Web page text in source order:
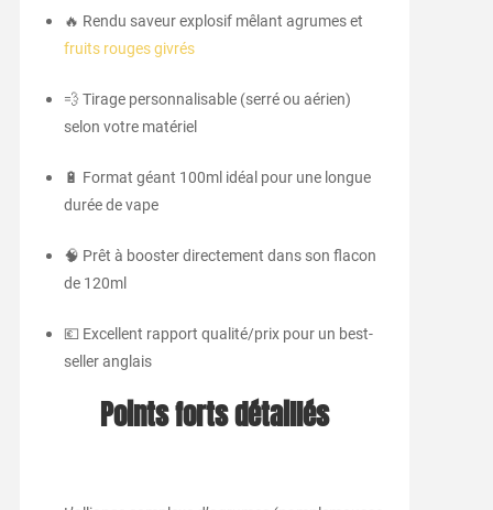
🔥 Rendu saveur explosif mêlant agrumes et
fruits rouges givrés
💨 Tirage personnalisable (serré ou aérien)
selon votre matériel
🔋 Format géant 100ml idéal pour une longue
durée de vape
🧠 Prêt à booster directement dans son flacon
de 120ml
💶 Excellent rapport qualité/prix pour un best-
seller anglais
Points forts détaillés